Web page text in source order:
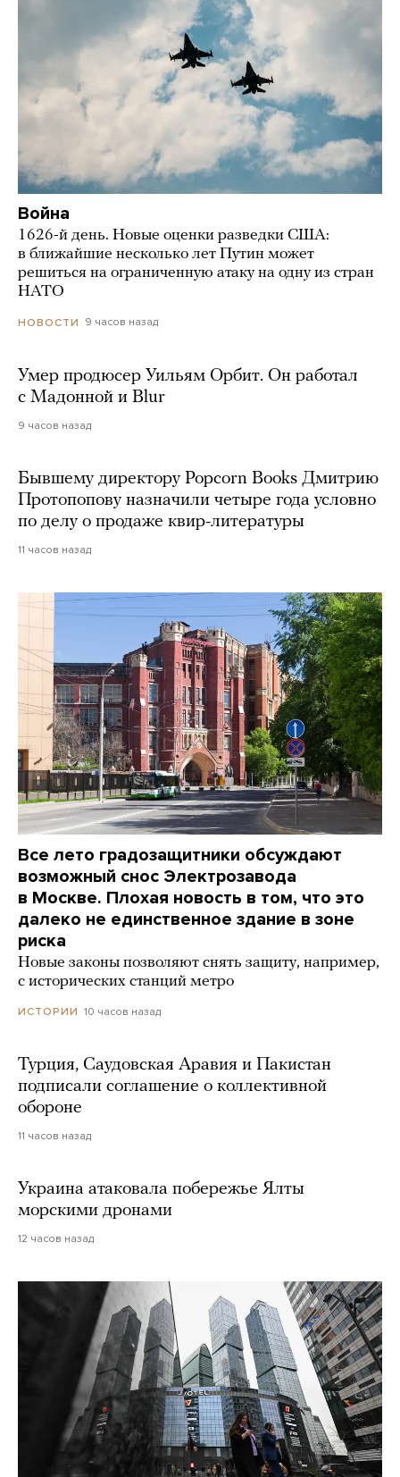
Война
1626-й день. Новые оценки разведки США:
в ближайшие несколько лет Путин может
решиться на ограниченную атаку на одну из стран
НАТО
НОВОСТИ 9 часов назад
Умер продюсер Уильям Орбит. Он работал
с Мадонной и Blur
9 часов назад
Бывшему директору Popcorn Books Дмитрию
Протопопову назначили четыре года условно
по делу о продаже квир-литературы
11 часов назад
Все лето градозащитники обсуждают
возможный снос Электрозавода
в Москве. Плохая новость в том, что это
далеко не единственное здание в зоне
риска
Новые законы позволяют снять защиту, например,
с исторических станций метро
ИСТОРИИ 10 часов назад
Турция, Саудовская Аравия и Пакистан
подписали соглашение о коллективной
обороне
11 часов назад
Украина атаковала побережье Ялты
морскими дронами
12 часов назад